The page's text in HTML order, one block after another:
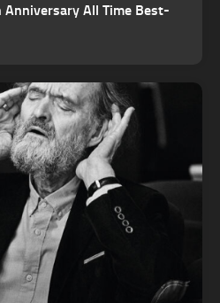
Anniversary All Time Best-